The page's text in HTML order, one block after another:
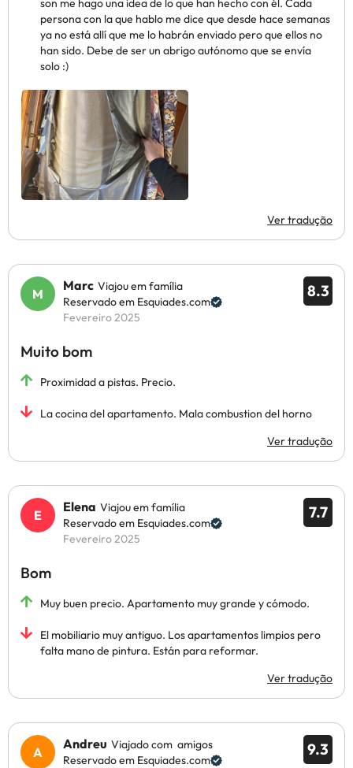
son me hago una idea de lo que han hecho con él. Cada
persona con la que hablo me dice que desde hace semanas
ya no está allí que me lo habrán enviado pero que ellos no
han sido. Debe de ser un abrigo autónomo que se envía
solo :)
Ver tradução
8.3
Marc Viajou em família
Reservado em Esquiades.com
Fevereiro 2025
Muito bom
Proximidad a pistas. Precio.
La cocina del apartamento. Mala combustion del horno
Ver tradução
7.7
Elena Viajou em família
Reservado em Esquiades.com
Fevereiro 2025
Bom
Muy buen precio. Apartamento muy grande y cómodo.
El mobiliario muy antiguo. Los apartamentos limpios pero
falta mano de pintura. Están para reformar.
Ver tradução
9.3
Andreu Viajado com amigos
Reservado em Esquiades.com